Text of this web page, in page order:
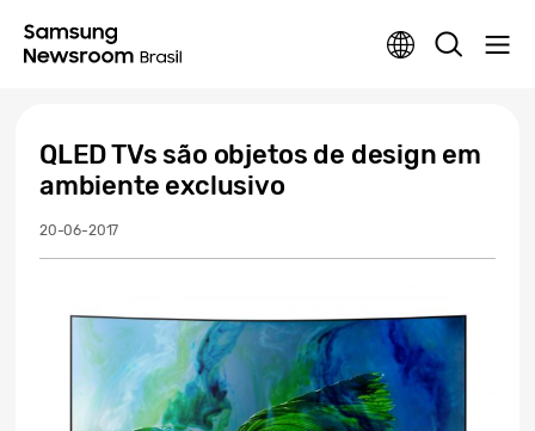
QLED TVs são objetos de design em
ambiente exclusivo
20-06-2017